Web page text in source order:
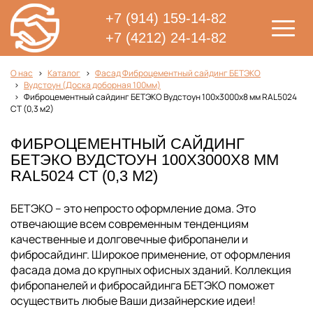
+7 (914) 159-14-82
+7 (4212) 24-14-82
О нас Каталог
Фасад Фиброцементный сайдинг БЕТЭКО
Вудстоун (Доска доборная 100мм)
Фиброцементный сайдинг БЕТЭКО Вудстоун 100х3000х8 мм RAL5024
СТ (0,3 м2)
ФИБРОЦЕМЕНТНЫЙ САЙДИНГ
БЕТЭКО ВУДСТОУН 100Х3000Х8 ММ
RAL5024 СТ (0,3 М2)
БЕТЭКО – это непросто оформление дома. Это
отвечающие всем современным тенденциям
качественные и долговечные фибропанели и
фибросайдинг. Широкое применение, от оформления
фасада дома до крупных офисных зданий. Коллекция
фибропанелей и фибросайдинга БЕТЭКО поможет
осуществить любые Ваши дизайнерские идеи!